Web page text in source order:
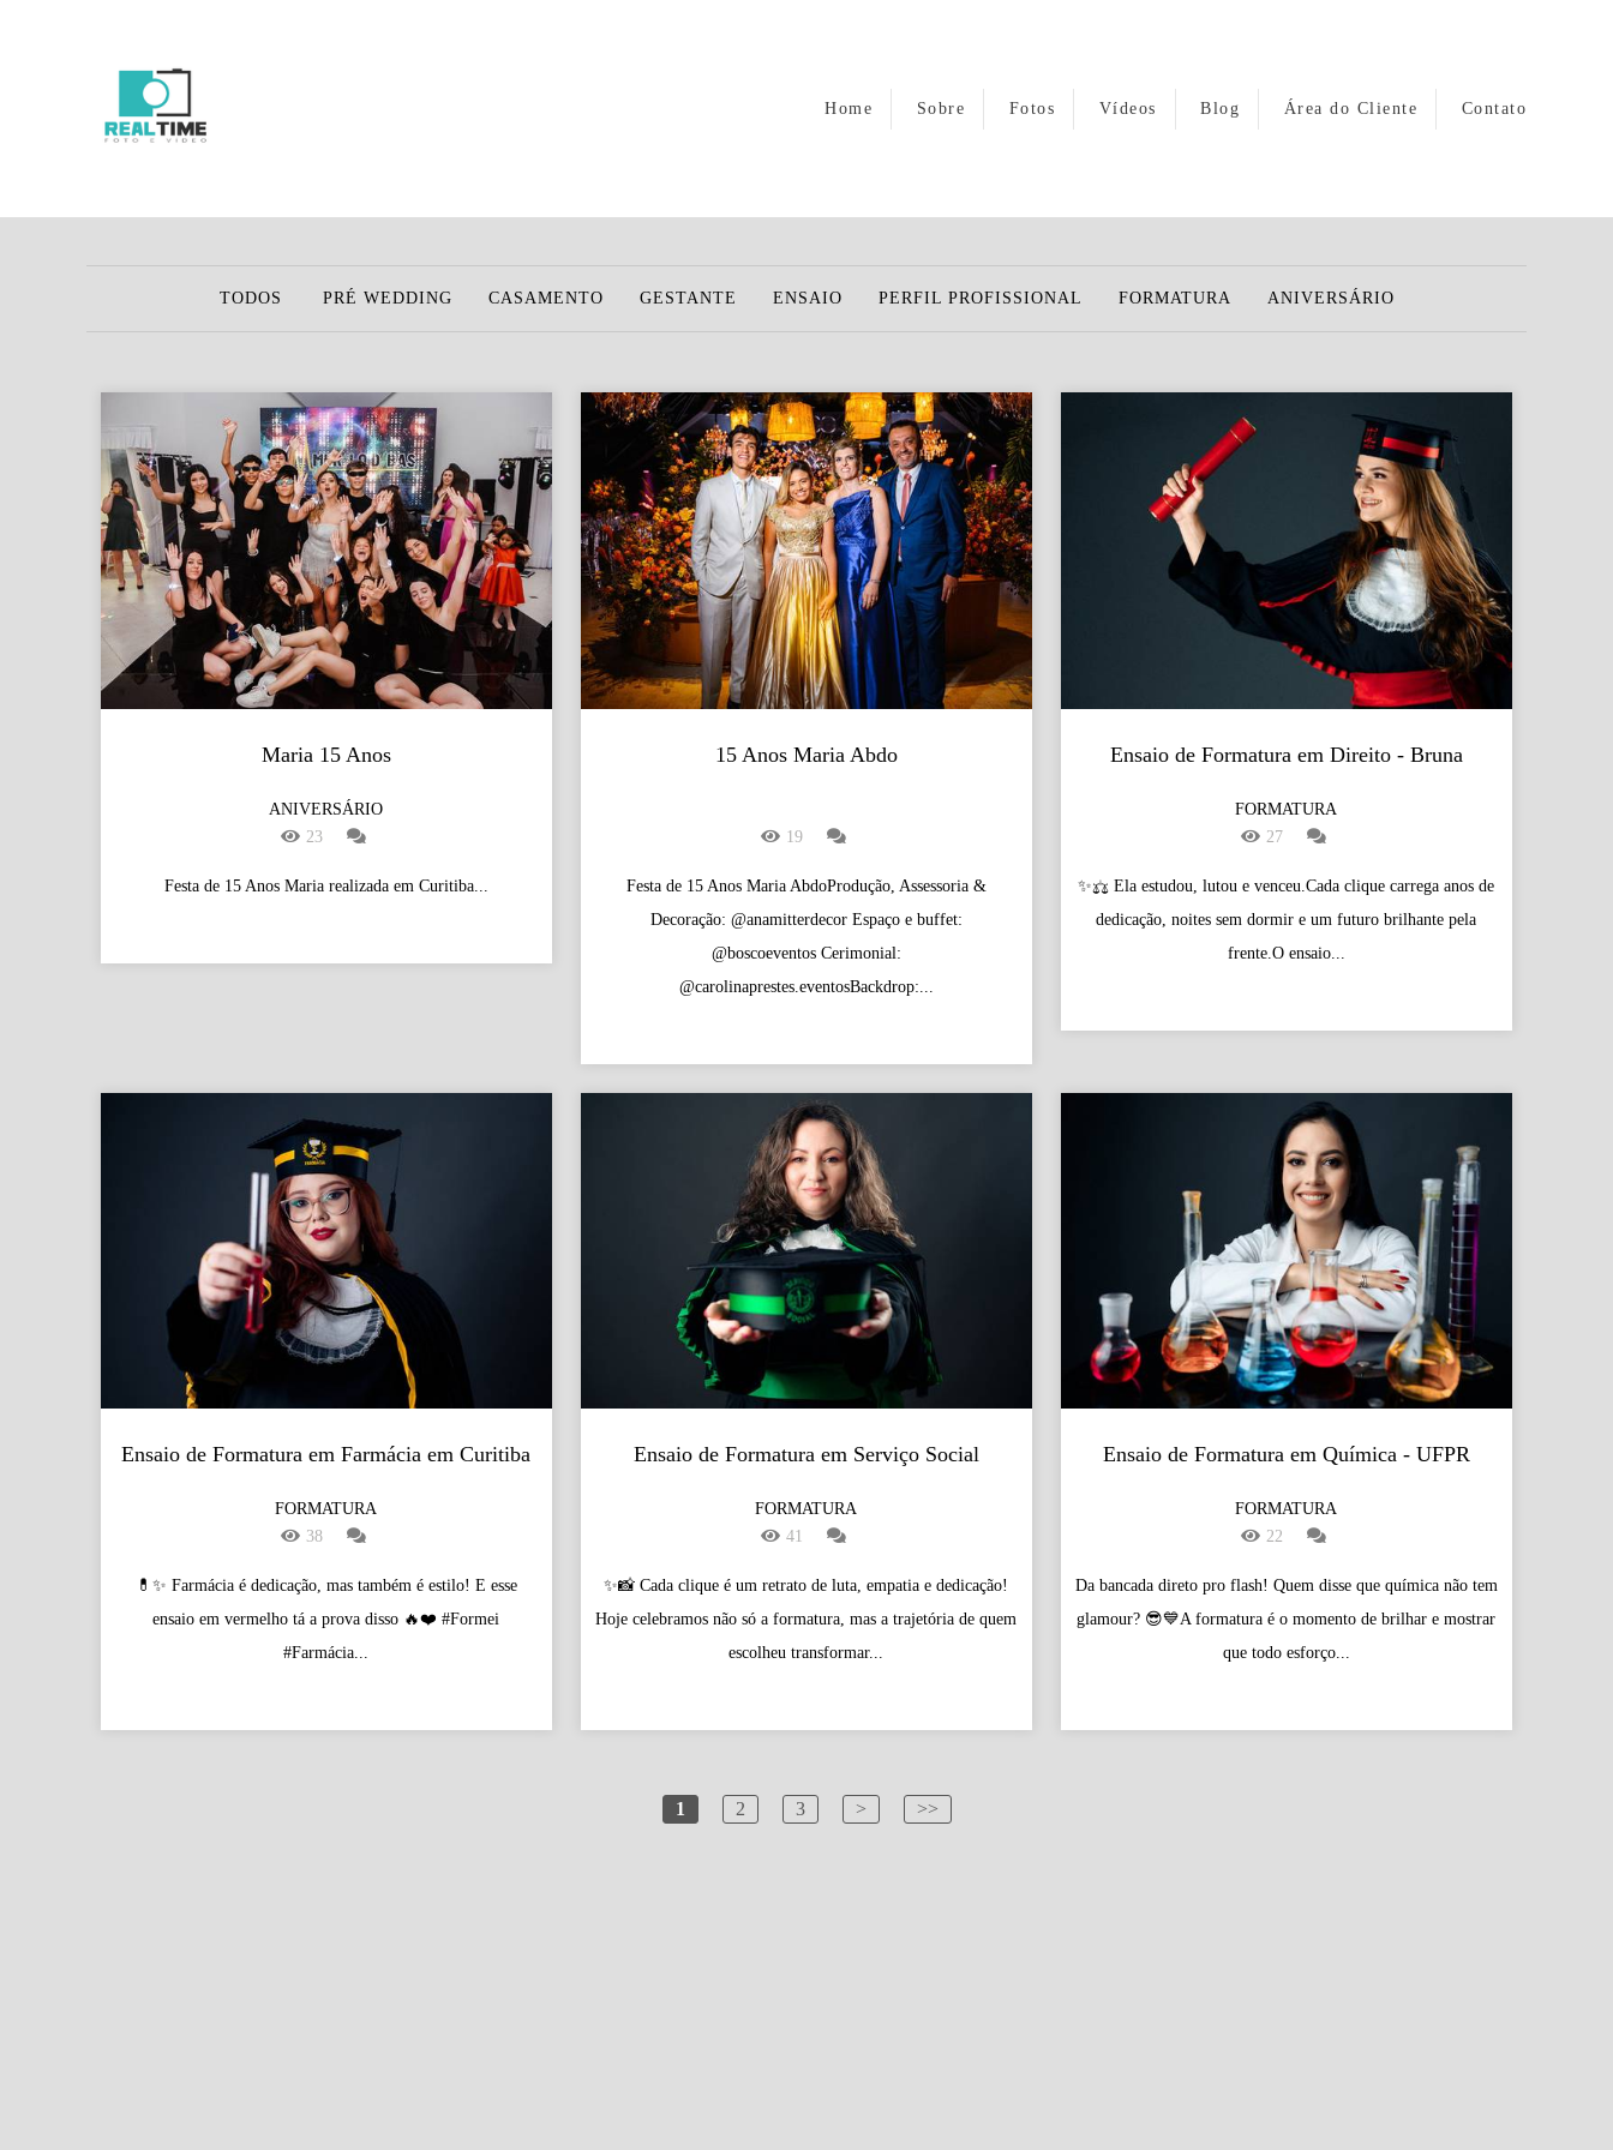
Home Sobre Fotos Vídeos Blog Área do Cliente Contato
TODOS PRÉ WEDDING CASAMENTO GESTANTE ENSAIO PERFIL PROFISSIONAL FORMATURA ANIVERSÁRIO
Maria 15 Anos
ANIVERSÁRIO
23
Festa de 15 Anos Maria realizada em Curitiba...
15 Anos Maria Abdo
19
Festa de 15 Anos Maria AbdoProdução, Assessoria &
Decoração: @anamitterdecor Espaço e buffet:
@boscoeventos Cerimonial:
@carolinaprestes.eventosBackdrop:...
Ensaio de Formatura em Direito - Bruna
FORMATURA
27
✨⚖️ Ela estudou, lutou e venceu.Cada clique carrega anos de
dedicação, noites sem dormir e um futuro brilhante pela
frente.O ensaio...
Ensaio de Formatura em Farmácia em Curitiba
FORMATURA
38
💊✨ Farmácia é dedicação, mas também é estilo! E esse
ensaio em vermelho tá a prova disso 🔥❤️ #Formei
#Farmácia...
Ensaio de Formatura em Serviço Social
FORMATURA
41
✨📸 Cada clique é um retrato de luta, empatia e dedicação!
Hoje celebramos não só a formatura, mas a trajetória de quem
escolheu transformar...
Ensaio de Formatura em Química - UFPR
FORMATURA
22
Da bancada direto pro flash! Quem disse que química não tem
glamour? 😎💙A formatura é o momento de brilhar e mostrar
que todo esforço...
1 2 3 > >>